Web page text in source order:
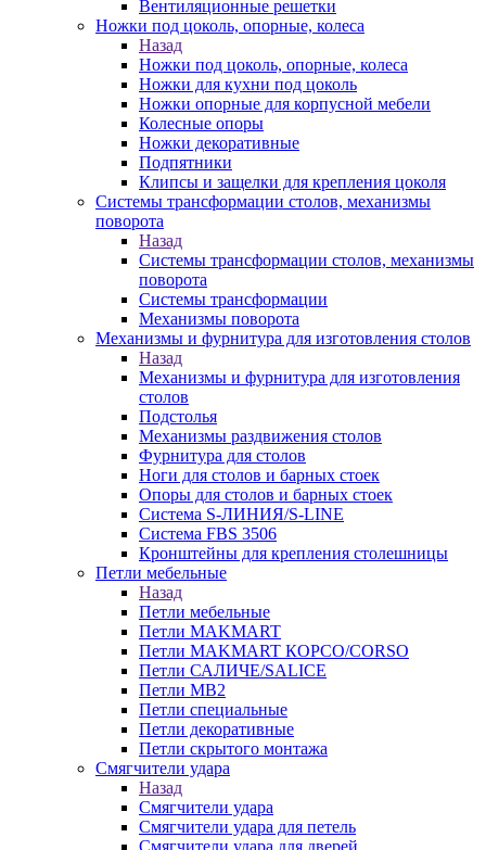
Вентиляционные решетки
Ножки под цоколь, опорные, колеса
Назад
Ножки под цоколь, опорные, колеса
Ножки для кухни под цоколь
Ножки опорные для корпусной мебели
Колесные опоры
Ножки декоративные
Подпятники
Клипсы и защелки для крепления цоколя
Системы трансформации столов, механизмы
поворота
Назад
Системы трансформации столов, механизмы
поворота
Системы трансформации
Механизмы поворота
Механизмы и фурнитура для изготовления столов
Назад
Механизмы и фурнитура для изготовления
столов
Подстолья
Механизмы раздвижения столов
Фурнитура для столов
Ноги для столов и барных стоек
Опоры для столов и барных стоек
Система S-ЛИНИЯ/S-LINE
Система FBS 3506
Кронштейны для крепления столешницы
Петли мебельные
Назад
Петли мебельные
Петли MAKMART
Петли MAKMART КОРСО/CORSO
Петли САЛИЧЕ/SALICE
Петли MB2
Петли специальные
Петли декоративные
Петли скрытого монтажа
Смягчители удара
Назад
Смягчители удара
Смягчители удара для петель
Смягчители удара для дверей